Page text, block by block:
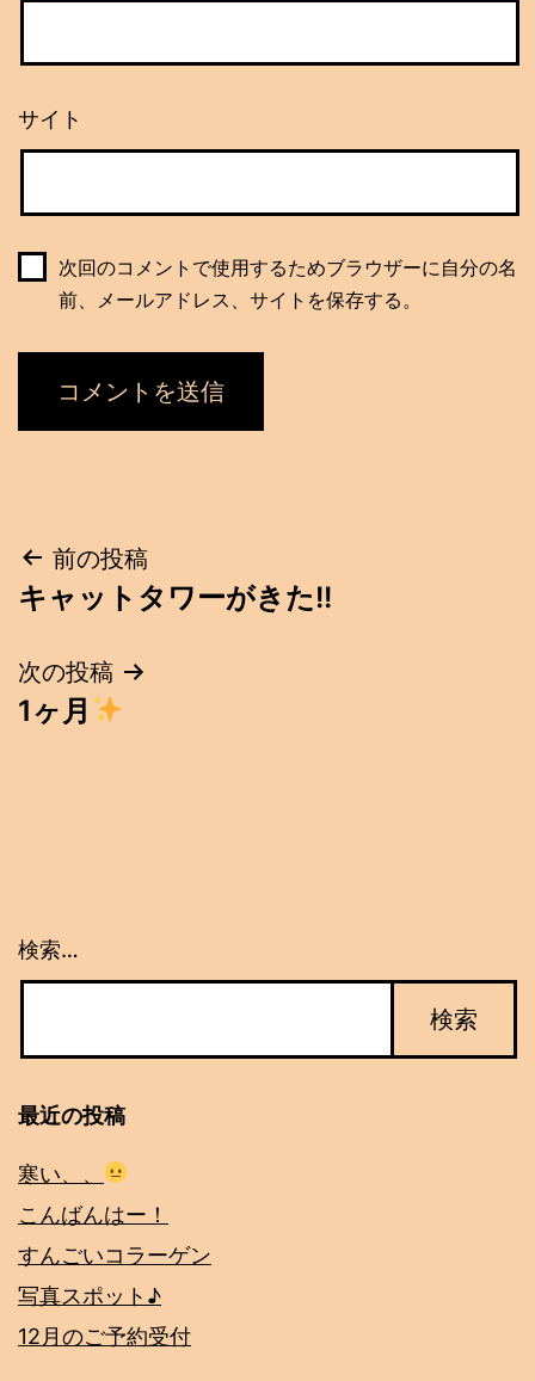
サイト
次回のコメントで使用するためブラウザーに自分の名
前、メールアドレス、サイトを保存する。
投
稿
ナ
ビ
ョ
前の投稿
キャットタワーがきた!!
次の投稿
1ヶ月
検索…
最近の投稿
寒い、、
こんばんはー！
すんごいコラーゲン
写真スポット♪
12月のご予約受付